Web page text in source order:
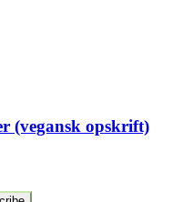
(vegansk opskrift)